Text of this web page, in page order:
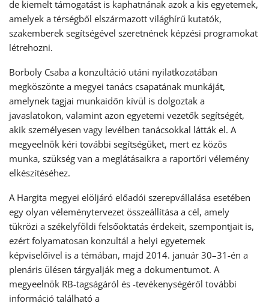
de kiemelt támogatást is kaphatnának azok a kis egyetemek,
amelyek a térségből elszármazott világhírű kutatók,
szakemberek segítségével szeretnének képzési programokat
létrehozni.
Borboly Csaba a konzultáció utáni nyilatkozatában
megköszönte a megyei tanács csapatának munkáját,
amelynek tagjai munkaidőn kívül is dolgoztak a
javaslatokon, valamint azon egyetemi vezetők segítségét,
akik személyesen vagy levélben tanácsokkal látták el. A
megyeelnök kéri további segítségüket, mert ez közös
munka, szükség van a meglátásaikra a raportőri vélemény
elkészítéséhez.
A Hargita megyei elöljáró előadói szerepvállalása esetében
egy olyan véleménytervezet összeállítása a cél, amely
tükrözi a székelyföldi felsőoktatás érdekeit, szempontjait is,
ezért folyamatosan konzultál a helyi egyetemek
képviselőivel is a témában, majd 2014. január 30–31-én a
plenáris ülésen tárgyalják meg a dokumentumot. A
megyeelnök RB-tagságáról és -tevékenységéről további
információ található a